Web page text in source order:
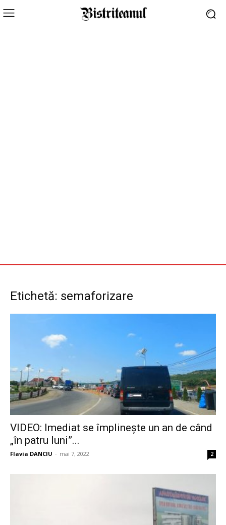
Etichetă: semaforizare
VIDEO: Imediat se împlinește un an de când
„în patru luni”...
Flavia DANCIU - mai 7, 2022 2